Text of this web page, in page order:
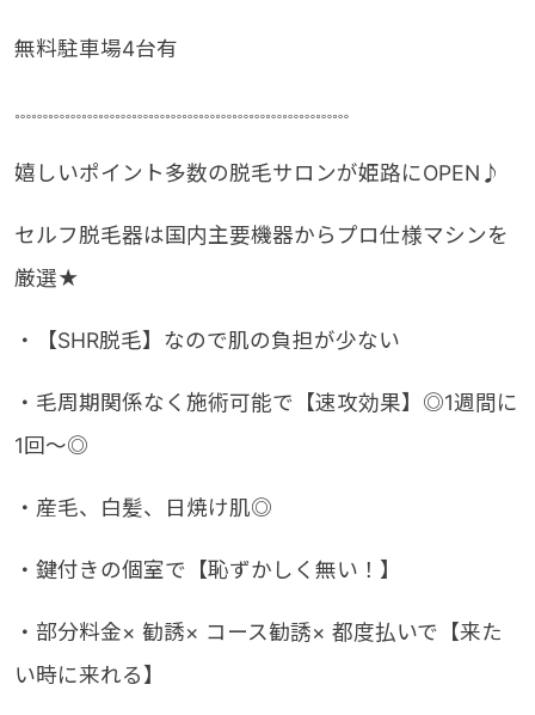
無料駐車場4台有
𓏧𓏧𓏧𓏧𓏧𓏧𓏧𓏧𓏧𓏧𓏧𓏧𓏧𓏧𓏧𓏧𓏧𓏧𓏧𓏧
嬉しいポイント多数の脱毛サロンが姫路にOPEN♪
セルフ脱毛器は国内主要機器からプロ仕様マシンを
厳選★
・【SHR脱毛】なので肌の負担が少ない
・毛周期関係なく施術可能で【速攻効果】◎1週間に
1回〜◎
・産毛、白髪、日焼け肌◎
・鍵付きの個室で【恥ずかしく無い！】
・部分料金× 勧誘× コース勧誘× 都度払いで【来た
い時に来れる】